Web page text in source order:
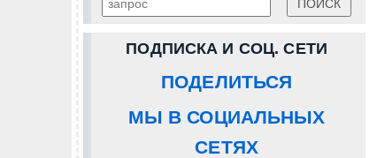
ПОДПИСКА И СОЦ. СЕТИ
ПОДЕЛИТЬСЯ
МЫ В СОЦИАЛЬНЫХ
СЕТЯХ